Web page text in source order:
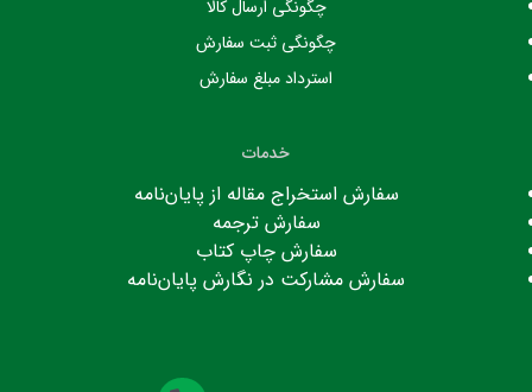
چگونگی ارسال کالا
چگونگی ثبت سفارش
استرداد مبلغ سفارش
خدمات
سفارش استخراج مقاله از پایان‌نامه
سفارش ترجمه
سفارش چاپ کتاب
سفارش مشارکت در نگارش پایان‌نامه